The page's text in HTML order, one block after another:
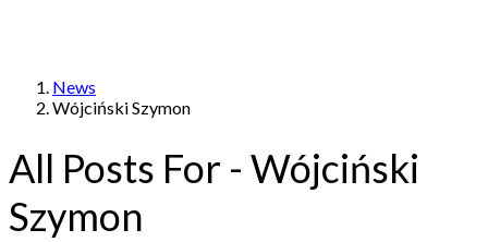
News
Wójciński Szymon
All Posts For - Wójciński
Szymon